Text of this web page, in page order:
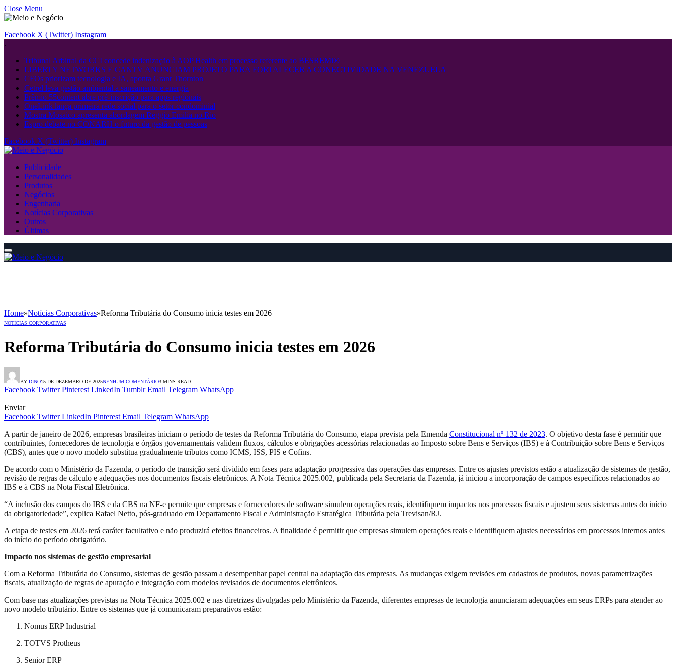
Close Menu
Facebook X (Twitter) Instagram
.
Tribunal Arbitral da CCI concede indenização à AOP Health em processo referente ao BESREMi®
LIBERTY NETWORKS E CANTV ANUNCIAM PROJETO PARA FORTALECER A CONECTIVIDADE NA VENEZUELA
CFOs priorizam tecnologia e IA, aponta Grant Thornton
Cetrel leva gestão ambiental a saneamento e energia
Prêmio 55content abre pré-inscrição para apps regionais
OneLink lança primeira rede social para o setor condominial
Mostra Mosaico apresenta abordagem Reggio Emilia no Rio
Espro debate no CONARH o futuro da gestão de pessoas
Facebook X (Twitter) Instagram
Publicidade
Personalidades
Produtos
Negócios
Engenharia
Notícias Corporativas
Outros
Últimas
Home»Notícias Corporativas»Reforma Tributária do Consumo inicia testes em 2026
NOTÍCIAS CORPORATIVAS
Reforma Tributária do Consumo inicia testes em 2026
BY DINO15 DE DEZEMBRO DE 2025NENHUM COMENTÁRIO3 MINS READ
Facebook Twitter Pinterest LinkedIn Tumblr Email Telegram WhatsApp
Enviar
Facebook Twitter LinkedIn Pinterest Email Telegram WhatsApp
A partir de janeiro de 2026, empresas brasileiras iniciam o período de testes da Reforma Tributária do Consumo, etapa prevista pela Emenda Constitucional nº 132 de 2023. O objetivo desta fase é permitir que
contribuintes, fornecedores de tecnologia e órgãos governamentais validem fluxos, cálculos e obrigações acessórias relacionadas ao Imposto sobre Bens e Serviços (IBS) e à Contribuição sobre Bens e Serviços
(CBS), antes que o novo modelo substitua gradualmente tributos como ICMS, ISS, PIS e Cofins.
De acordo com o Ministério da Fazenda, o período de transição será dividido em fases para adaptação progressiva das operações das empresas. Entre os ajustes previstos estão a atualização de sistemas de gestão,
revisão de regras de cálculo e adequações nos documentos fiscais eletrônicos. A Nota Técnica 2025.002, publicada pela Secretaria da Fazenda, já iniciou a incorporação de campos específicos relacionados ao
IBS e à CBS na Nota Fiscal Eletrônica.
“A inclusão dos campos do IBS e da CBS na NF-e permite que empresas e fornecedores de software simulem operações reais, identifiquem impactos nos processos fiscais e ajustem seus sistemas antes do início
da obrigatoriedade”, explica Rafael Netto, pós-graduado em Departamento Fiscal e Administração Estratégica Tributária pela Trevisan/RJ.
A etapa de testes em 2026 terá caráter facultativo e não produzirá efeitos financeiros. A finalidade é permitir que empresas simulem operações reais e identifiquem ajustes necessários em processos internos antes
do início do período obrigatório.
Impacto nos sistemas de gestão empresarial
Com a Reforma Tributária do Consumo, sistemas de gestão passam a desempenhar papel central na adaptação das empresas. As mudanças exigem revisões em cadastros de produtos, novas parametrizações
fiscais, atualização de regras de apuração e integração com modelos revisados de documentos eletrônicos.
Com base nas atualizações previstas na Nota Técnica 2025.002 e nas diretrizes divulgadas pelo Ministério da Fazenda, diferentes empresas de tecnologia anunciaram adequações em seus ERPs para atender ao
novo modelo tributário. Entre os sistemas que já comunicaram preparativos estão:
Nomus ERP Industrial
TOTVS Protheus
Senior ERP